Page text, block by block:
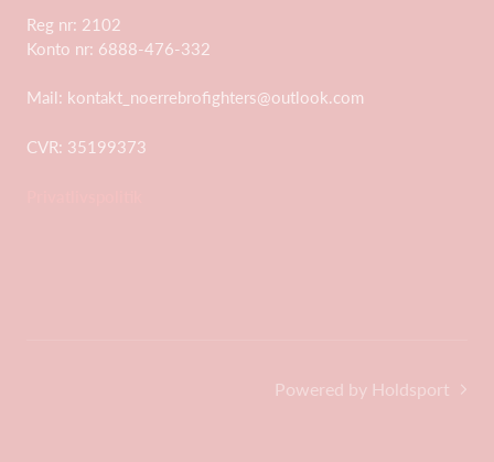
Reg nr: 2102
Konto nr: 6888-476-332
Mail: kontakt_noerrebrofighters@outlook.com
CVR: 35199373
Powered by Holdsport